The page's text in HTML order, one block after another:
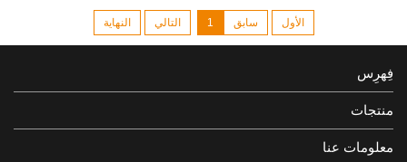
الأول سابق 1 التالي النهاية
فِهرِس
منتجات
معلومات عنا